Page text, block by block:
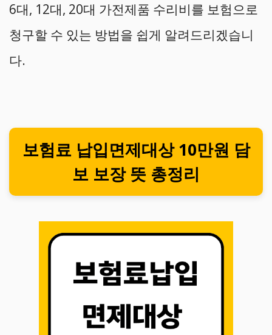
6대, 12대, 20대 가전제품 수리비를 보험으로
청구할 수 있는 방법을 쉽게 알려드리겠습니
다.
보험료 납입면제대상 10만원 담
보 보장 뜻 총정리